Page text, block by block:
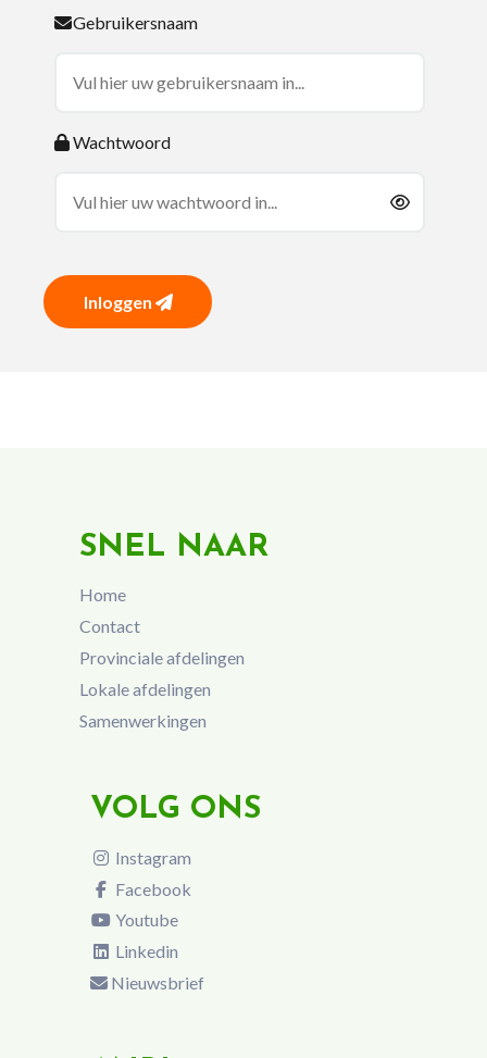
Gebruikersnaam
Wachtwoord
Inloggen
SNEL NAAR
Home
Contact
Provinciale afdelingen
Lokale afdelingen
Samenwerkingen
VOLG ONS
Instagram
Facebook
Youtube
Linkedin
Nieuwsbrief